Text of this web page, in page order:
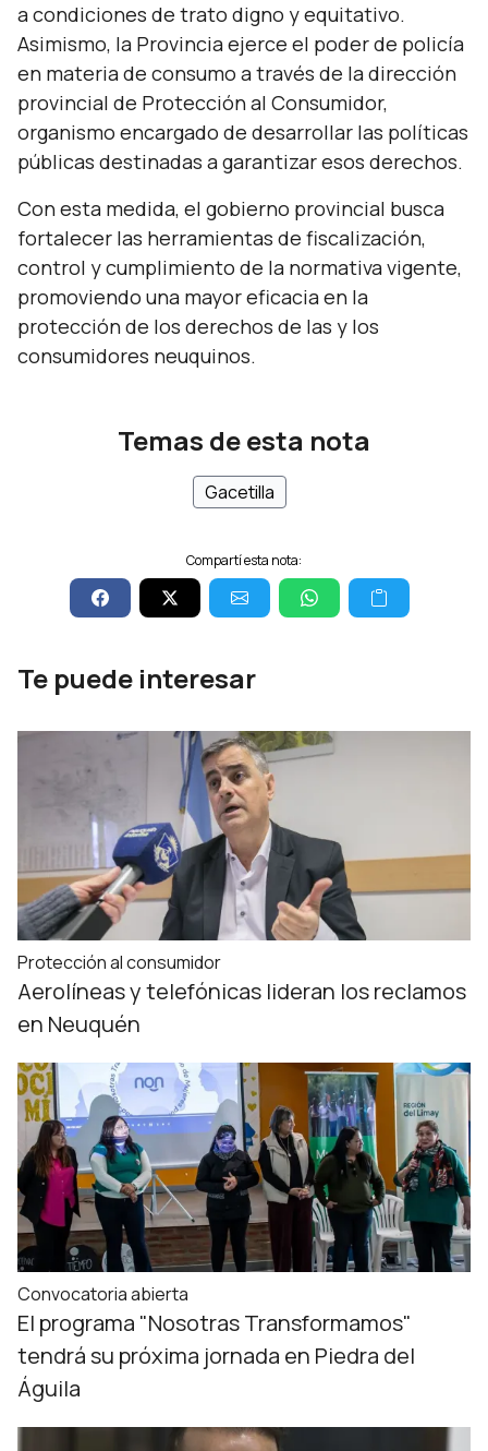
a condiciones de trato digno y equitativo.
Asimismo, la Provincia ejerce el poder de policía
en materia de consumo a través de la dirección
provincial de Protección al Consumidor,
organismo encargado de desarrollar las políticas
públicas destinadas a garantizar esos derechos.
Con esta medida, el gobierno provincial busca
fortalecer las herramientas de fiscalización,
control y cumplimiento de la normativa vigente,
promoviendo una mayor eficacia en la
protección de los derechos de las y los
consumidores neuquinos.
Temas de esta nota
Gacetilla
Compartí esta nota:
Te puede interesar
Protección al consumidor
Aerolíneas y telefónicas lideran los reclamos
en Neuquén
Convocatoria abierta
El programa "Nosotras Transformamos"
tendrá su próxima jornada en Piedra del
Águila